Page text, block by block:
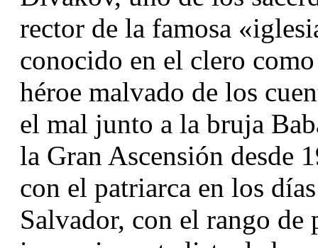
rector de la famosa
conocido en el clero
héroe malvado de los
el mal junto a la bruja
la Gran Ascensión desde
con el patriarca en los
Salvador, con el rango